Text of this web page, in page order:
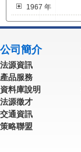
1967 年
公司簡介
法源資訊
產品服務
資料庫說明
法源徵才
交通資訊
策略聯盟